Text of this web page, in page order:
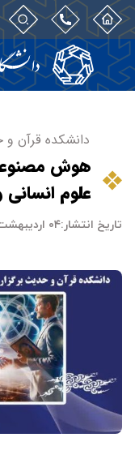
دانشکده قرآن و
هوش
علوم
تاریخ انتشار:۰۴ اردیبهشت ۱۴۰۴